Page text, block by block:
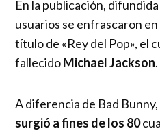
En la publicación,
usuarios se enfrascaron
título de «Rey del Pop», el
fallecidoMichael Jackson.
A diferencia de Bad Bunny,
surgió a fines de los 80